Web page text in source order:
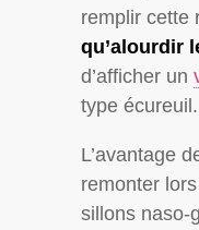
remplir cette
qu’alourdir
d’afficher un
type écureuil.
L’avantage
remonter
sillons naso-